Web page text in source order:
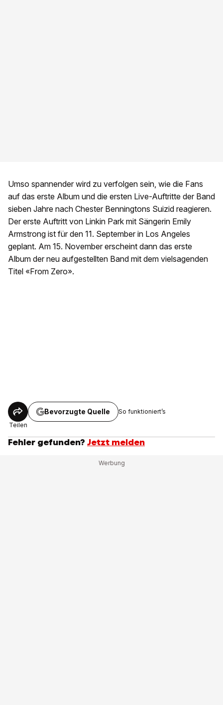
Umso spannender wird zu verfolgen sein, wie die Fans
auf das erste Album und die ersten Live-Auftritte der Band
sieben Jahre nach Chester Benningtons Suizid reagieren.
Der erste Auftritt von Linkin Park mit Sängerin Emily
Armstrong ist für den 11. September in Los Angeles
geplant. Am 15. November erscheint dann das erste
Album der neu aufgestellten Band mit dem vielsagenden
Titel «From Zero».
Teilen
Bevorzugte Quelle So funktioniert’s
Fehler gefunden? Jetzt melden